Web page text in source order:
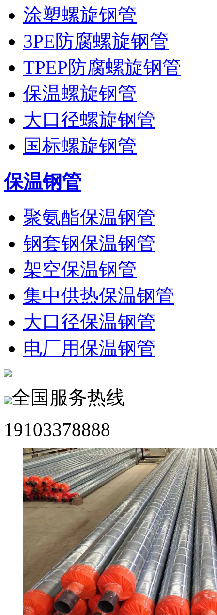
涂塑螺旋钢管
3PE防腐螺旋钢管
TPEP防腐螺旋钢管
保温螺旋钢管
大口径螺旋钢管
国标螺旋钢管
保温钢管
聚氨酯保温钢管
钢套钢保温钢管
架空保温钢管
集中供热保温钢管
大口径保温钢管
电厂用保温钢管
全国服务热线
19103378888